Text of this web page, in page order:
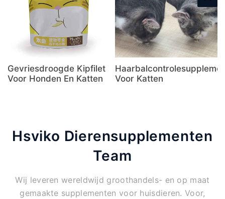
Gevriesdroogde Kipfilet
Voor Honden En Katten
Voor Katten
Hsviko Dierensupplementen
Team
Wij leveren wereldwijd groothandels- en op maat
gemaakte supplementen voor huisdieren. Voor,